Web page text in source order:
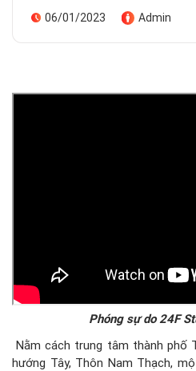
06/01/2023 Admin
Phóng sự do 24F
Nằm cách trung tâm thành phố
hướng Tây, Thôn Nam Thạch,